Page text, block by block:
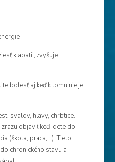
k apatii, zvyšuje
bolesť aj keď k tomu nie je
svalov, hlavy, chrbtice.
objaviť keď idete do
(škola, práca,…). Tieto
chronického stavu a